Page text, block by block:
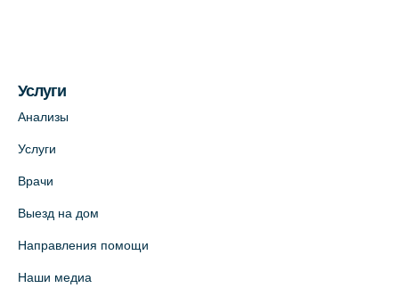
Медицинский центр на ул. Моисеенко, 5
+7 (812) 660-73-69
+7 (812) 660-73-69
Услуги
Анализы
Услуги
Врачи
Выезд на дом
Направления помощи
Наши медиа